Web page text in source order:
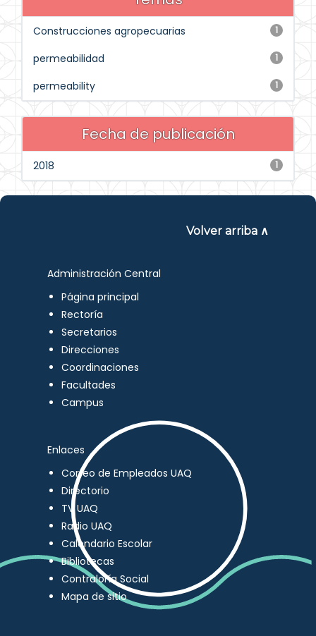
1
Construcciones agropecuarias
1
permeabilidad
1
permeability
Fecha de publicación
1
2018
Volver arriba ∧
Administración Central
Página principal
Rectoría
Secretarios
Direcciones
Coordinaciones
Facultades
Campus
Enlaces
Correo de Empleados UAQ
Directorio
TV UAQ
Radio UAQ
Calendario Escolar
Bibliotecas
Contraloría Social
Mapa de sitio